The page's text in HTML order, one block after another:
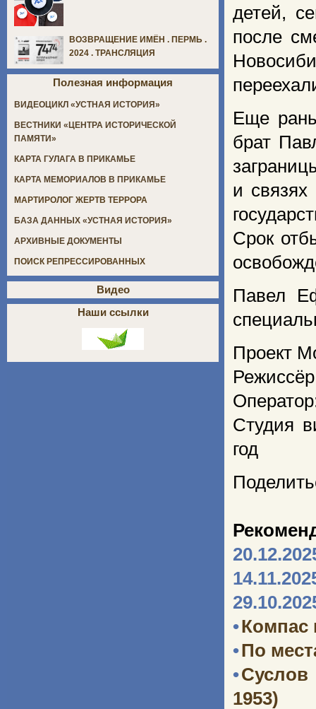
детей,
после
Еще
брат
и связях
Срок
Павел
Проект
Студия
год
•Компас
•По
•
1953)
ВОЗВРАЩЕНИЕ ИМЁН . ПЕРМЬ .
2024 . ТРАНСЛЯЦИЯ
Полезная информация
ВИДЕОЦИКЛ «УСТНАЯ ИСТОРИЯ»
ВЕСТНИКИ «ЦЕНТРА ИСТОРИЧЕСКОЙ
ПАМЯТИ»
КАРТА ГУЛАГА В ПРИКАМЬЕ
КАРТА МЕМОРИАЛОВ В ПРИКАМЬЕ
МАРТИРОЛОГ ЖЕРТВ ТЕРРОРА
БАЗА ДАННЫХ «УСТНАЯ ИСТОРИЯ»
АРХИВНЫЕ ДОКУМЕНТЫ
ПОИСК РЕПРЕССИРОВАННЫХ
Видео
Наши ссылки